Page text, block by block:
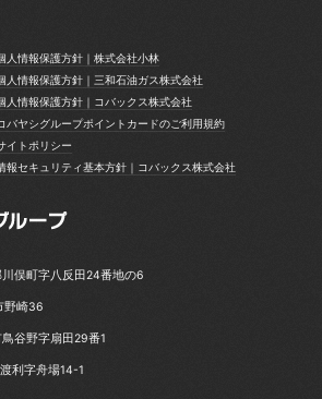
俣町字八反田24番地の6
野崎36
谷野字扇田29番1
利字舟場14-1
人情報保護方針｜株式会社小林
人情報保護方針｜株式会社小林
人情報保護方針｜三和石油ガス株式会社
人情報保護方針｜三和石油ガス株式会社
人情報保護方針｜コバックス株式会社
個人情報保護方針｜コバックス株式会社
バヤシグループポイントカードのご利用規約
バヤシグループポイントカードのご利用規約
イトポリシー
イトポリシー
報セキュリティ基本方針｜コバックス株式会社